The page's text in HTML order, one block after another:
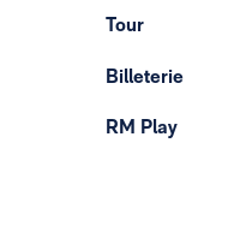
Tour
Billeterie
RM Play